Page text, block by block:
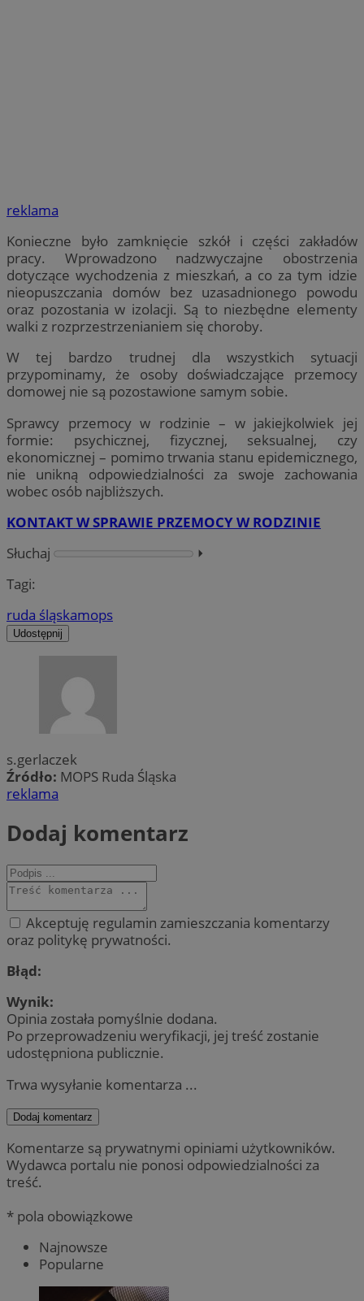
reklama
Konieczne było zamknięcie szkół i części zakładów
pracy. Wprowadzono nadzwyczajne obostrzenia
dotyczące wychodzenia z mieszkań, a co za tym idzie
nieopuszczania domów bez uzasadnionego powodu
oraz pozostania w izolacji. Są to niezbędne elementy
walki z rozprzestrzenianiem się choroby.
W tej bardzo trudnej dla wszystkich sytuacji
przypominamy, że osoby doświadczające przemocy
domowej nie są pozostawione samym sobie.
Sprawcy przemocy w rodzinie – w jakiejkolwiek jej
formie: psychicznej, fizycznej, seksualnej, czy
ekonomicznej – pomimo trwania stanu epidemicznego,
nie unikną odpowiedzialności za swoje zachowania
wobec osób najbliższych.
KONTAKT W SPRAWIE PRZEMOCY W RODZINIE
Słuchaj
⏵︎
Tagi:
ruda śląskamops
Udostępnij
s.gerlaczek
Źródło: MOPS Ruda Śląska
reklama
Dodaj komentarz
Akceptuję regulamin zamieszczania komentarzy
oraz politykę prywatności.
Błąd:
Wynik:
Opinia została pomyślnie dodana.
Po przeprowadzeniu weryfikacji, jej treść zostanie
udostępniona publicznie.
Trwa wysyłanie komentarza ...
Dodaj komentarz
Komentarze są prywatnymi opiniami użytkowników.
Wydawca portalu nie ponosi odpowiedzialności za
treść.
* pola obowiązkowe
Najnowsze
Popularne